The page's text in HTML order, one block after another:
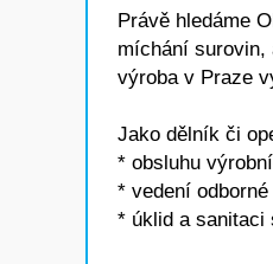
Právě hledáme
míchání surovin,
výroba v Praze
Jako dělník či
* obsluhu
* vedení
* úklid a sanitaci